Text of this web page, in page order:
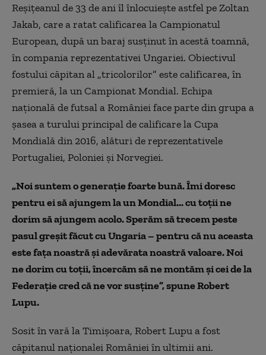
Reșițeanul de 33 de ani îl înlocuiește astfel pe Zoltan
Jakab, care a ratat calificarea la Campionatul
European, după un baraj susținut în acestă toamnă,
în compania reprezentativei Ungariei. Obiectivul
fostului căpitan al „tricolorilor” este calificarea, în
premieră, la un Campionat Mondial. Echipa
naţională de futsal a României face parte din grupa a
şasea a turului principal de calificare la Cupa
Mondială din 2016, alături de reprezentativele
Portugaliei, Poloniei şi Norvegiei.
„Noi suntem o generație foarte bună. Îmi doresc
pentru ei să ajungem la un Mondial... cu toții ne
dorim să ajungem acolo. Sperăm să trecem peste
pasul greșit făcut cu Ungaria – pentru că nu aceasta
este fața noastră și adevărata noastră valoare. Noi
ne dorim cu toții, încercăm să ne montăm și cei de la
Federație cred că ne vor susține”, spune Robert
Lupu.
Sosit în vară la Timișoara, Robert Lupu a fost
căpitanul naționalei României în ultimii ani.